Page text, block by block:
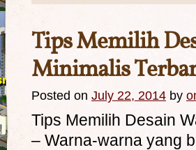
Tips Memilih
Minimalis
Posted on July 22, 2014 by
Tips Memilih Desain
– Warna-warna yang